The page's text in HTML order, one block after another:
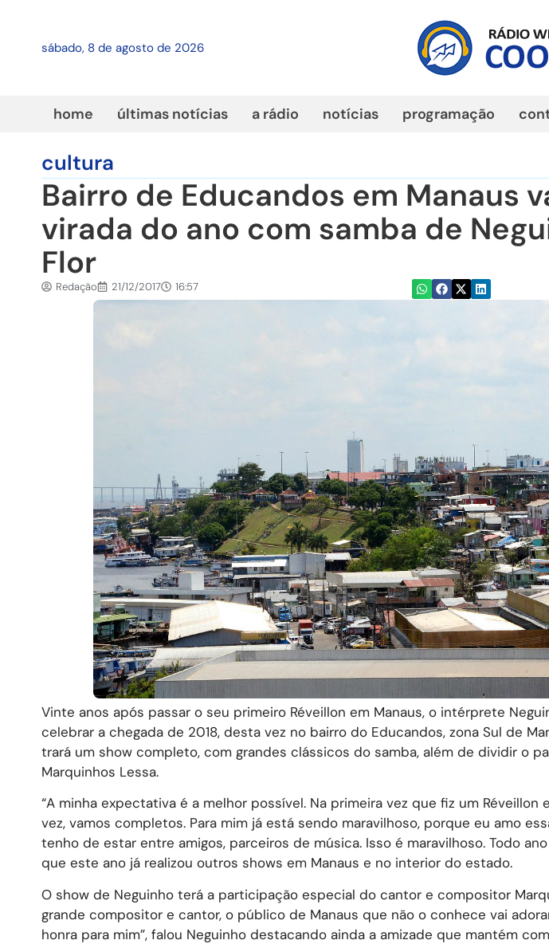
sábado, 8 de agosto de 2026
home últimas notícias a rádio notícias programação
cultura
Bairro de Educandos em Manaus
virada do ano com samba de
Flor
Redação 21/12/2017 16:57
Vinte anos após passar o seu primeiro Réveillon em Manaus, o intérprete
celebrar a chegada de 2018, desta vez no bairro do Educandos, zona Sul de
trará um show completo, com grandes clássicos do samba, além de dividir o
Marquinhos Lessa.
“A minha expectativa é a melhor possível. Na primeira vez que fiz um Réveillon
vez, vamos completos. Para mim já está sendo maravilhoso, porque eu amo
tenho de estar entre amigos, parceiros de música. Isso é maravilhoso. Todo
que este ano já realizou outros shows em Manaus e no interior do estado.
O show de Neguinho terá a participação especial do cantor e compositor
grande compositor e cantor, o público de Manaus que não o conhece vai
honra para mim”, falou Neguinho destacando ainda a amizade que mantém